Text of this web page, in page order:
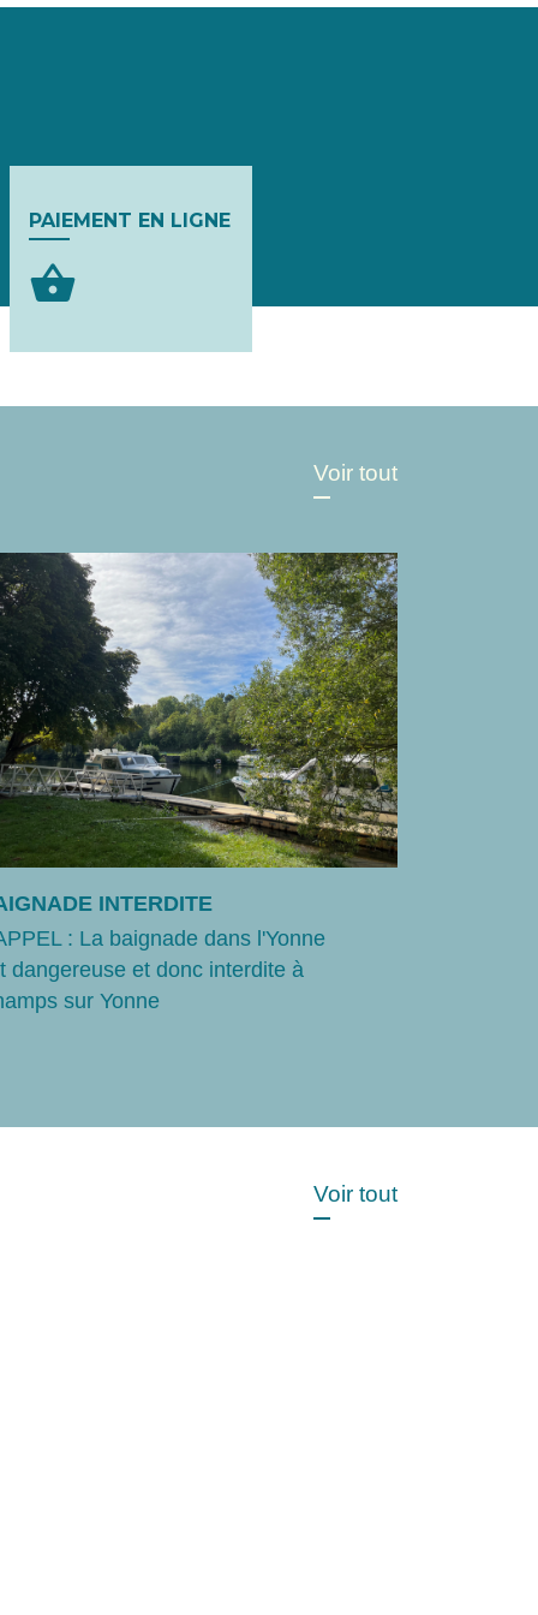
PAIEMENT EN LIGNE
shopping_basket
Voir tout
INTERDITE
: La baignade dans l'Yonne
dangereuse et donc interdite à
sur Yonne
Voir tout